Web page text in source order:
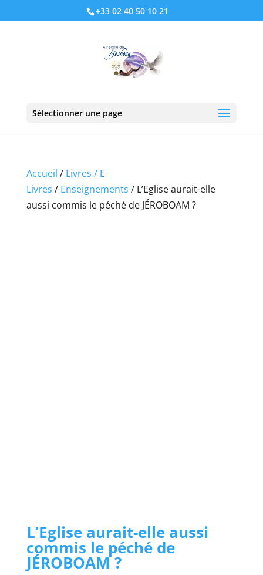
+33 02 40 50 10 21
Sélectionner une page
Accueil / Livres / E-
Livres / Enseignements / L’Eglise aurait-elle
aussi commis le péché de JÉROBOAM ?
L’Eglise aurait-elle aussi
commis le péché de
JÉROBOAM ?